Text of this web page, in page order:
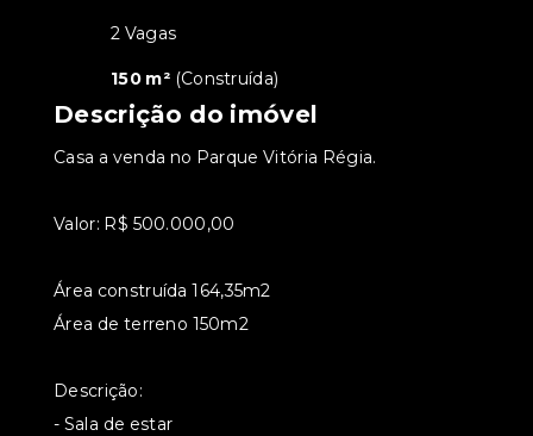
2 Vagas
150 m² (Construída)
Descrição do imóvel
Casa a venda no Parque Vitória Régia.
Valor: R$ 500.000,00
Área construída 164,35m2
Área de terreno 150m2
Descrição:
- Sala de estar